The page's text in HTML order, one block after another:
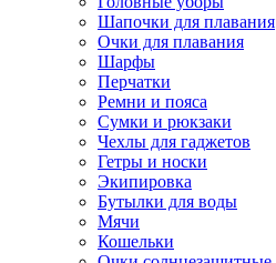
Шапочки для плавания
Очки для плавания
Шарфы
Перчатки
Ремни и пояса
Сумки и рюкзаки
Чехлы для гаджетов
Гетры и носки
Экипировка
Бутылки для воды
Мячи
Кошельки